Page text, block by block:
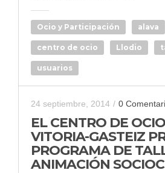
Ocio y Participación alava
centro de ocio Llodio
usuarios
24 septiembre, 2014 / 0
EL CENTRO DE
VITORIA-GASTEIZ
PROGRAMA DE
ANIMACIÓN